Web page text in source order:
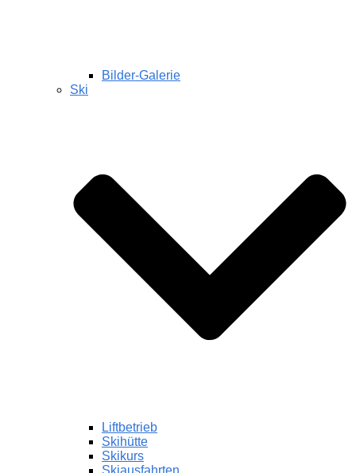
Bilder-Galerie
Ski
Liftbetrieb
Skihütte
Skikurs
Skiausfahrten